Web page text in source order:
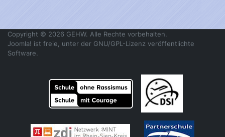
Copyright © 2026 GEHW. Alle Rechte vorbehalten.
Joomla! ist freie, unter der GNU/GPL-Lizenz veröffentlichte
Software.